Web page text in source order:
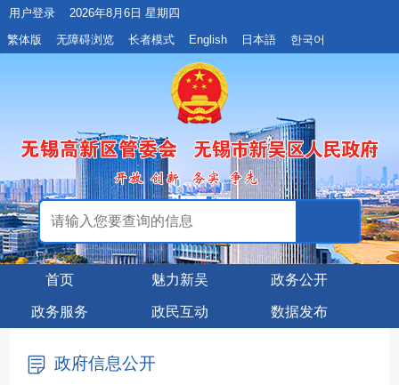
用户登录
2026年8月6日 星期四
繁体版
无障碍浏览 长者模式 English 日本語 한국어
首页 魅力新吴 政务公开
政务服务 政民互动 数据发布
政府信息公开